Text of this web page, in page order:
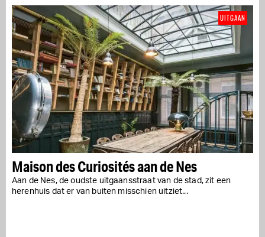
Maison des Curiosités aan de Nes
Aan de Nes, de oudste uitgaansstraat van de stad, zit een
herenhuis dat er van buiten misschien uitziet...
AMSTERDAM CENTRUM